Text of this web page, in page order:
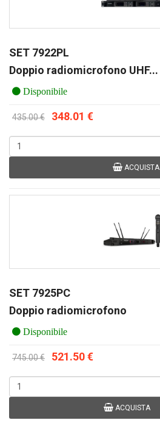
SET 7922PL
Doppio radiomicrofono UHF...
Disponibile
435.00 € 348.01 €
ACQUISTA
SET 7925PC
Doppio radiomicrofono
Disponibile
745.00 € 521.50 €
ACQUISTA